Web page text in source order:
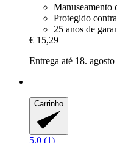
Manuseamento
Protegido
25 anos de
€ 15,29
Entrega até 18. agosto
Carrinho
5.0 (1)